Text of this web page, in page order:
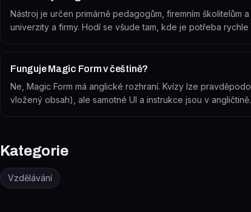
Nástroj je určen primárně pedagogům, firemním školitelům
univerzity a firmy. Hodí se všude tam, kde je potřeba
Funguje Magic Form v češtině?
Ne, Magic Form má anglické rozhraní. Kvízy lze
vložený obsah), ale samotné UI a instrukce jsou v angličtině.
Kategorie
Vzdělávání